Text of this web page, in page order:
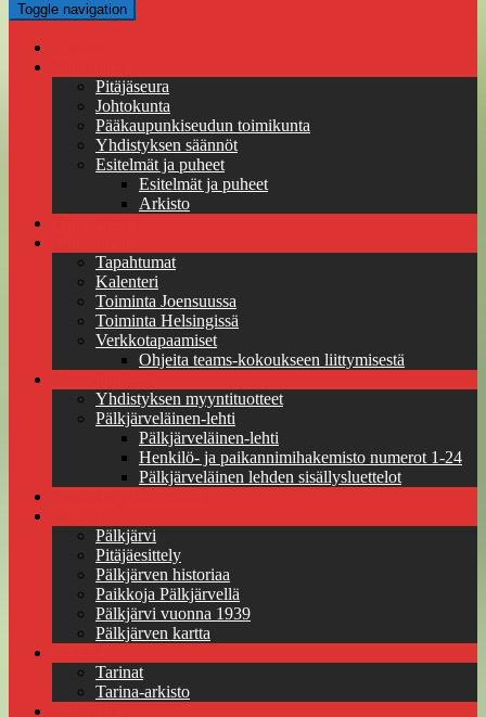
Toggle navigation
Pitäjäseura
Johtokunta
Pääkaupunkiseudun toimikunta
Yhdistyksen säännöt
Esitelmät ja puheet
Esitelmät ja puheet
Arkisto
Tapahtumat
Kalenteri
Toiminta Joensuussa
Toiminta Helsingissä
Verkkotapaamiset
Ohjeita teams-kokoukseen liittymisestä
Yhdistyksen myyntituotteet
Pälkjärveläinen-lehti
Pälkjärveläinen-lehti
Henkilö- ja paikannimihakemisto numerot 1-24
Pälkjärveläinen lehden sisällysluettelot
Pälkjärvi
Pitäjäesittely
Pälkjärven historiaa
Paikkoja Pälkjärvellä
Pälkjärvi vuonna 1939
Pälkjärven kartta
Tarinat
Tarina-arkisto